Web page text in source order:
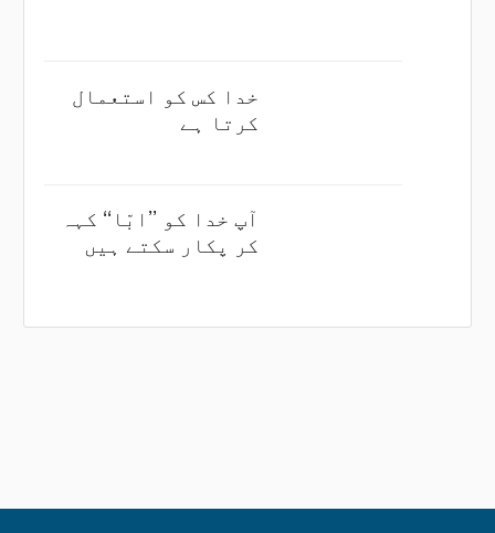
خدا کس کو استعمال
کرتا ہے
آپ خدا کو ’’ابّا‘‘ کہہ
کر پکار سکتے ہیں